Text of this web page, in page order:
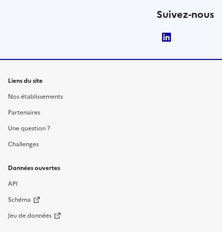
Suivez-nous
Liens du site
Nos établissements
Partenaires
Une question ?
Challenges
Données ouvertes
API
Schéma
Jeu de données